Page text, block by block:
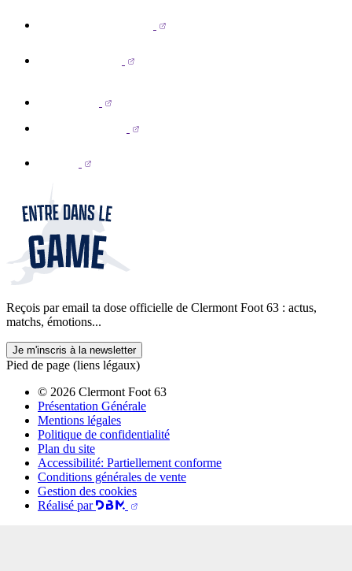
Reçois par email ta dose officielle de Clermont Foot 63 : actus,
matchs, émotions...
Je m'inscris à la newsletter
Pied de page (liens légaux)
© 2026 Clermont Foot 63
Présentation Générale
Mentions légales
Politique de confidentialité
Plan du site
Accessibilité: Partiellement conforme
Conditions générales de vente
Gestion des cookies
Réalisé par